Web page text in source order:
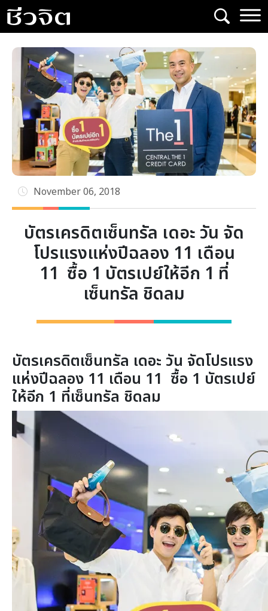
Skip
to
content
November 06, 2018
บัตรเครดิตเซ็นทรัล เดอะ วัน จัด
โปรแรงแห่งปีฉลอง 11 เดือน
11 ซื้อ 1 บัตรเปย์ให้อีก 1 ที่
เซ็นทรัล ชิดลม
บัตรเครดิตเซ็นทรัล เดอะ วัน จัดโปรแรง
แห่งปีฉลอง 11 เดือน 11 ซื้อ 1 บัตรเปย์
ให้อีก 1 ที่เซ็นทรัล ชิดลม